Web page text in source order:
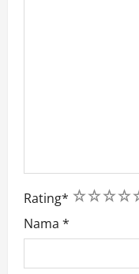
Rating* 5
4
3
2
1
Nama *